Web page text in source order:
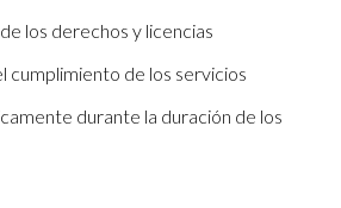
los derechos y licencias
cumplimiento de los servicios
durante la duración de los